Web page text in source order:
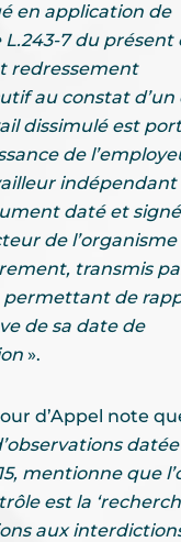
en application de
L.243-7 du présent
redressement
au constat d’un
dissimulé est
de
indépendant
daté et
de l’organisme
transmis
permettant de
de sa date de
».
d’Appel note
mentionne que
est la
aux